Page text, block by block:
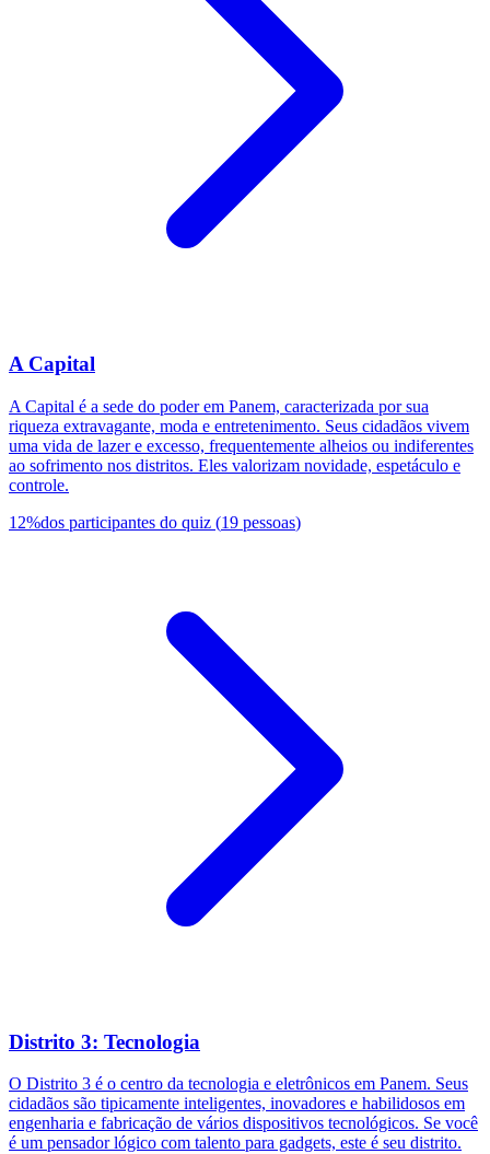
A Capital
A Capital é a sede do poder em Panem, caracterizada por sua
riqueza extravagante, moda e entretenimento. Seus cidadãos vivem
uma vida de lazer e excesso, frequentemente alheios ou indiferentes
ao sofrimento nos distritos. Eles valorizam novidade, espetáculo e
controle.
12%dos participantes do quiz (19 pessoas)
Distrito 3: Tecnologia
O Distrito 3 é o centro da tecnologia e eletrônicos em Panem. Seus
cidadãos são tipicamente inteligentes, inovadores e habilidosos em
engenharia e fabricação de vários dispositivos tecnológicos. Se você
é um pensador lógico com talento para gadgets, este é seu distrito.